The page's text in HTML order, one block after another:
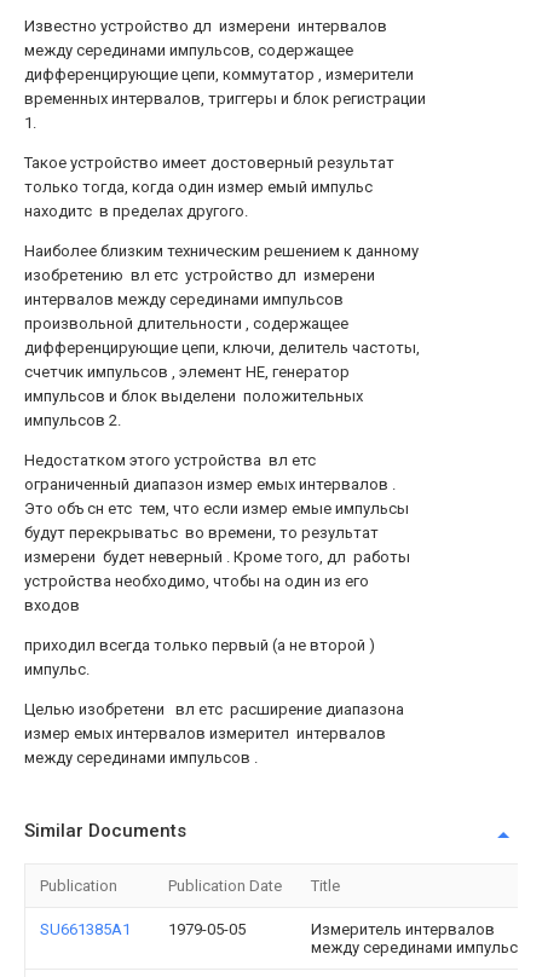
Известно устройство дл измерени интервалов
между серединами импульсов, содержащее
дифференцирующие цепи, коммутатор , измерители
временных интервалов, триггеры и блок регистрации
1.
Такое устройство имеет достоверный результат
только тогда, когда один измер емый импульс
находитс в пределах другого.
Наиболее близким техническим решением к данному
изобретению вл етс устройство дл измерени
интервалов между серединами импульсов
произвольной длительности , содержащее
дифференцирующие цепи, ключи, делитель частоты,
счетчик импульсов , элемент НЕ, генератор
импульсов и блок выделени положительных
импульсов 2.
Недостатком этого устройства вл етс
ограниченный диапазон измер емых интервалов .
Это объ сн етс тем, что если измер емые импульсы
будут перекрыватьс во времени, то результат
измерени будет неверный . Кроме того, дл работы
устройства необходимо, чтобы на один из его
входов
приходил всегда только первый (а не второй )
импульс.
Целью изобретени вл етс расширение диапазона
измер емых интервалов измерител интервалов
между серединами импульсов .
Similar Documents
Publication Publication Date Title
SU661385A1 1979-05-05
Измеритель интервалов
между серединами импульсов